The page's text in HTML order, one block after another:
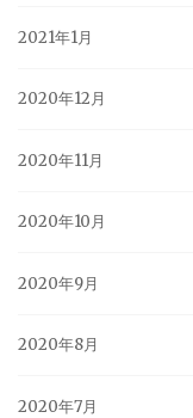
2021年1月
2020年12月
2020年11月
2020年10月
2020年9月
2020年8月
2020年7月